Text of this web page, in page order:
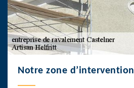
Notre zone d’intervention